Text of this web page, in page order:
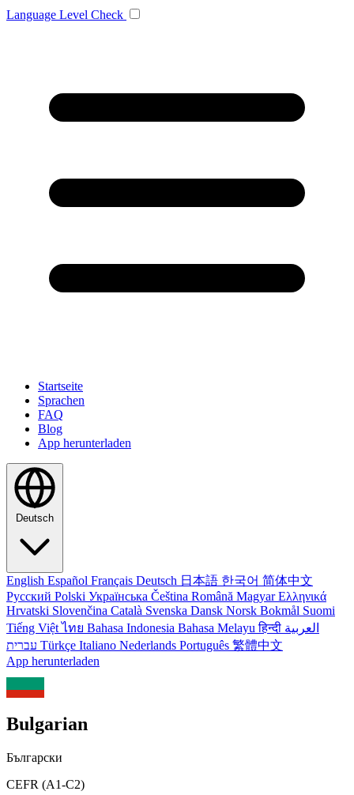
Language Level Check
Startseite
Sprachen
FAQ
Blog
App herunterladen
Deutsch
English Español Français Deutsch 日本語 한국어 简体中文
Русский Polski Українська Čeština Română MagyarΕλληνικά
Hrvatski Slovenčina Català Svenska Dansk Norsk Bokmål Suomi
Tiếng Việtไทย Bahasa Indonesia Bahasa Melayuहिन्दी العربية
Türkçe Italiano Nederlands Português 繁體中文
App herunterladen
Bulgarian
Български
CEFR (A1-C2)